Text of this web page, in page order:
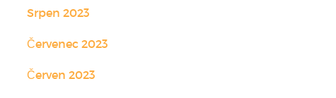
Srpen 2023
Červenec 2023
Červen 2023